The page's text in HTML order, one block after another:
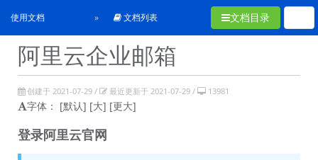
使用文档 文档列表 文档目录
阿里云企业邮箱
创建于 2021-07-29 / 最近更新于 2021-07-29 / 13981
字体： [默认] [大] [更大]
登录阿里云官网